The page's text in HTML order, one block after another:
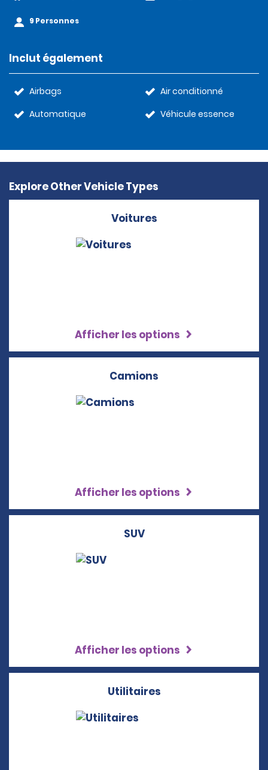
9 Personnes
Inclut également
Airbags
Automatique
Air conditionné
Véhicule essence
Explore Other Vehicle Types
Voitures
Afficher les options
Camions
Afficher les options
SUV
Afficher les options
Utilitaires